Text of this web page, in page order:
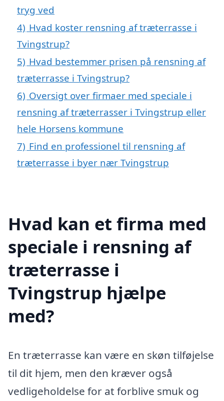
tryg ved
4) Hvad koster rensning af træterrasse i
Tvingstrup?
5) Hvad bestemmer prisen på rensning af
træterrasse i Tvingstrup?
6) Oversigt over firmaer med speciale i
rensning af træterrasser i Tvingstrup eller
hele Horsens kommune
7) Find en professionel til rensning af
træterrasse i byer nær Tvingstrup
Hvad kan et firma med
speciale i rensning af
træterrasse i
Tvingstrup hjælpe
med?
En træterrasse kan være en skøn tilføjelse
til dit hjem, men den kræver også
vedligeholdelse for at forblive smuk og